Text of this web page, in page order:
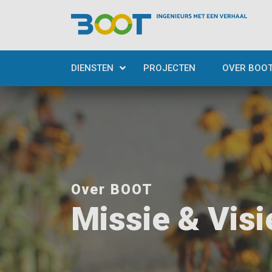
DIENSTEN PROJECTEN OVER
Over BOOT
Missie &